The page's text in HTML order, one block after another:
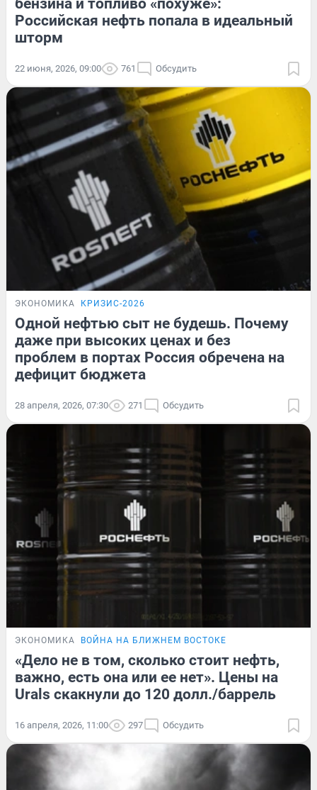
бензина и топливо «похуже»:
Российская нефть попала в идеальный
шторм
22 июня, 2026, 09:00 761 Обсудить
ЭКОНОМИКА КРИЗИС-2026
Одной нефтью сыт не будешь. Почему
даже при высоких ценах и без
проблем в портах Россия обречена на
дефицит бюджета
28 апреля, 2026, 07:30 271 Обсудить
ЭКОНОМИКА ВОЙНА НА БЛИЖНЕМ ВОСТОКЕ
«Дело не в том, сколько стоит нефть,
важно, есть она или ее нет». Цены на
Urals скакнули до 120 долл./баррель
16 апреля, 2026, 11:00 297 Обсудить